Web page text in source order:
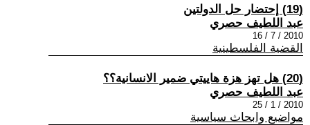
(19) إحتضار حل الدولتين
عبد اللطيف حصري
2010 / 7 / 16
القضية الفلسطينية
(20) هل تهز هزة هاييتي ضمير الانسانية؟؟
عبد اللطيف حصري
2010 / 1 / 25
مواضيع وابحاث سياسية